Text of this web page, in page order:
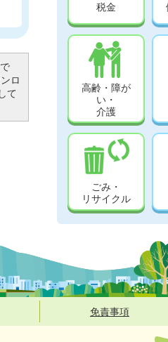
ロ
て
税金
高齢・障が
い・
介護
ごみ・
リサイクル
免責事項